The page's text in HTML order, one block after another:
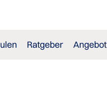
Ratgeber Angebot